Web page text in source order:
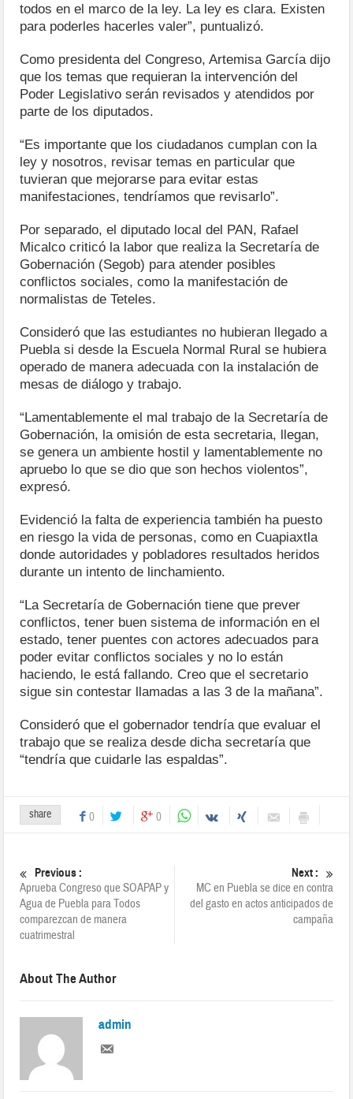
todos en el marco de la ley. La ley es clara. Existen
para poderles hacerles valer”, puntualizó.
Como presidenta del Congreso, Artemisa García dijo
que los temas que requieran la intervención del
Poder Legislativo serán revisados y atendidos por
parte de los diputados.
“Es importante que los ciudadanos cumplan con la
ley y nosotros, revisar temas en particular que
tuvieran que mejorarse para evitar estas
manifestaciones, tendríamos que revisarlo”.
Por separado, el diputado local del PAN, Rafael
Micalco criticó la labor que realiza la Secretaría de
Gobernación (Segob) para atender posibles
conflictos sociales, como la manifestación de
normalistas de Teteles.
Consideró que las estudiantes no hubieran llegado a
Puebla si desde la Escuela Normal Rural se hubiera
operado de manera adecuada con la instalación de
mesas de diálogo y trabajo.
“Lamentablemente el mal trabajo de la Secretaría de
Gobernación, la omisión de esta secretaria, llegan,
se genera un ambiente hostil y lamentablemente no
apruebo lo que se dio que son hechos violentos”,
expresó.
Evidenció la falta de experiencia también ha puesto
en riesgo la vida de personas, como en Cuapiaxtla
donde autoridades y pobladores resultados heridos
durante un intento de linchamiento.
“La Secretaría de Gobernación tiene que prever
conflictos, tener buen sistema de información en el
estado, tener puentes con actores adecuados para
poder evitar conflictos sociales y no lo están
haciendo, le está fallando. Creo que el secretario
sigue sin contestar llamadas a las 3 de la mañana”.
Consideró que el gobernador tendría que evaluar el
trabajo que se realiza desde dicha secretaría que
“tendría que cuidarle las espaldas”.
share 0 0
Previous :
Aprueba Congreso que SOAPAP y
Agua de Puebla para Todos
comparezcan de manera
cuatrimestral
Next :
MC en Puebla se dice en contra
del gasto en actos anticipados de
campaña
About The Author
admin